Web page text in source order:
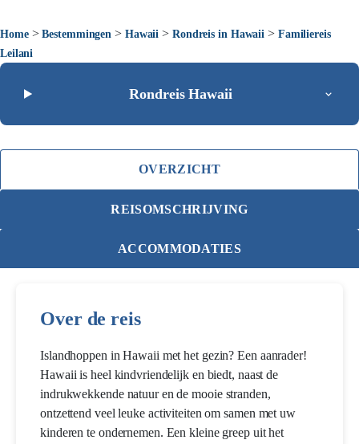
Home>Bestemmingen > Hawaii > Rondreis in Hawaii > Familiereis
Leilani
Rondreis Hawaii
OVERZICHT
REISOMSCHRIJVING
ACCOMMODATIES
Over de reis
Islandhoppen in Hawaii met het gezin? Een aanrader!
Hawaii is heel kindvriendelijk en biedt, naast de
indrukwekkende natuur en de mooie stranden,
ontzettend veel leuke activiteiten om samen met uw
kinderen te ondernemen. Een kleine greep uit het